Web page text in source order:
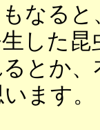
なる
した
とか
ます。